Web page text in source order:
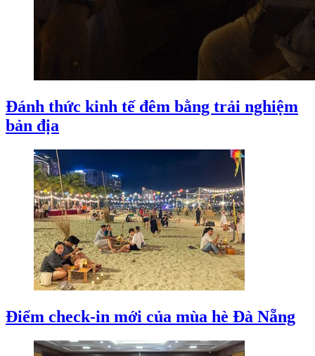
Đánh thức kinh tế đêm bằng trải nghiệm
bản địa
Điểm check-in mới của mùa hè Đà Nẵng